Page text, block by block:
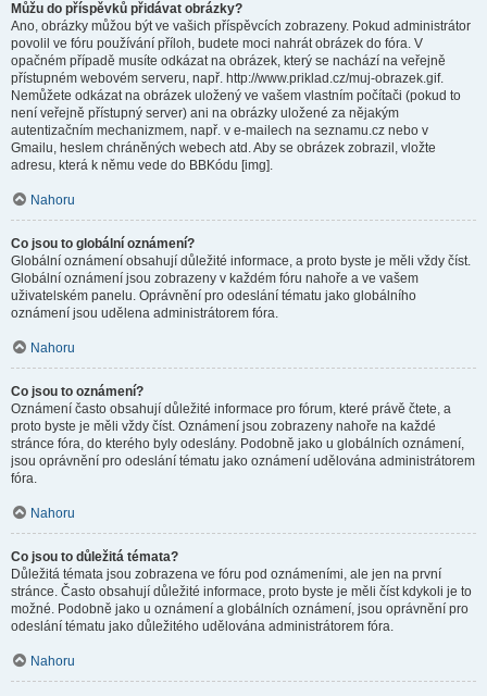
Můžu do příspěvků přidávat obrázky?
Ano, obrázky můžou být ve vašich příspěvcích zobrazeny. Pokud administrátor
povolil ve fóru používání příloh, budete moci nahrát obrázek do fóra. V
opačném případě musíte odkázat na obrázek, který se nachází na veřejně
přístupném webovém serveru, např. http://www.priklad.cz/muj-obrazek.gif.
Nemůžete odkázat na obrázek uložený ve vašem vlastním počítači (pokud to
není veřejně přístupný server) ani na obrázky uložené za nějakým
autentizačním mechanizmem, např. v e-mailech na seznamu.cz nebo v
Gmailu, heslem chráněných webech atd. Aby se obrázek zobrazil, vložte
adresu, která k němu vede do BBKódu [img].
Nahoru
Co jsou to globální oznámení?
Globální oznámení obsahují důležité informace, a proto byste je měli vždy číst.
Globální oznámení jsou zobrazeny v každém fóru nahoře a ve vašem
uživatelském panelu. Oprávnění pro odeslání tématu jako globálního
oznámení jsou udělena administrátorem fóra.
Nahoru
Co jsou to oznámení?
Oznámení často obsahují důležité informace pro fórum, které právě čtete, a
proto byste je měli vždy číst. Oznámení jsou zobrazeny nahoře na každé
stránce fóra, do kterého byly odeslány. Podobně jako u globálních oznámení,
jsou oprávnění pro odeslání tématu jako oznámení udělována administrátorem
fóra.
Nahoru
Co jsou to důležitá témata?
Důležitá témata jsou zobrazena ve fóru pod oznámeními, ale jen na první
stránce. Často obsahují důležité informace, proto byste je měli číst kdykoli je to
možné. Podobně jako u oznámení a globálních oznámení, jsou oprávnění pro
odeslání tématu jako důležitého udělována administrátorem fóra.
Nahoru